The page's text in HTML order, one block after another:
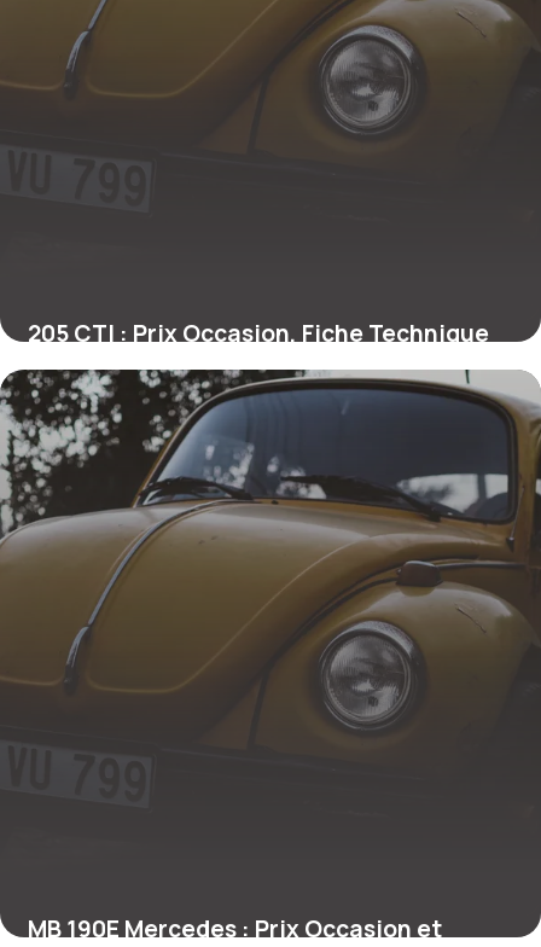
205 CTI : Prix Occasion, Fiche Technique
2026
28 juin 2026
MB 190E Mercedes : Prix Occasion et